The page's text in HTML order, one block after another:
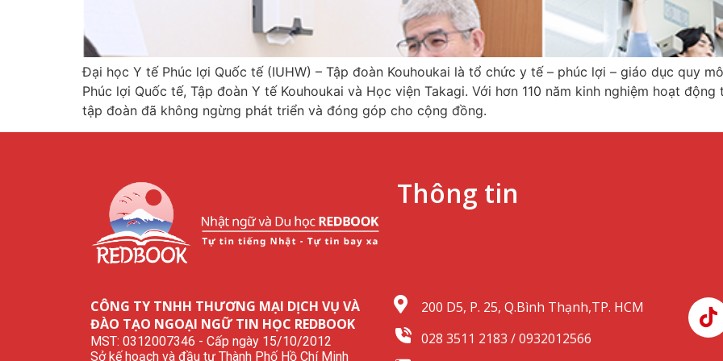
Đại học Y tế Phúc lợi Quốc tế (IUHW) – Tập đoàn Kouhoukai là tổ chức y tế – phúc lợi – giáo dục quy
Phúc lợi Quốc tế, Tập đoàn Y tế Kouhoukai và Học viện Takagi. Với hơn 110 năm kinh nghiệm hoạt
tập đoàn đã không ngừng phát triển và đóng góp cho cộng đồng.
Thông tin
CÔNG TY TNHH THƯƠNG MẠI DỊCH VỤ VÀ
ĐÀO TẠO NGOẠI NGỮ TIN HỌC REDBOOK
MST: 0312007346 - Cấp ngày 15/10/2012
Sở kế hoạch và đầu tư Thành Phố Hồ Chí Minh
200 D5, P. 25, Q.Bình Thạnh,TP. HCM
028 3511 2183 / 0932012566